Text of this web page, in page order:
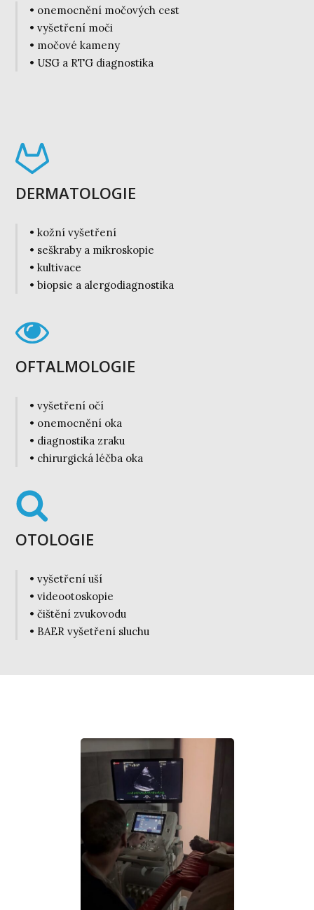
• onemocnění močových cest
• vyšetření moči
• močové kameny
• USG a RTG diagnostika
DERMATOLOGIE
• kožní vyšetření
• seškraby a mikroskopie
• kultivace
• biopsie a alergodiagnostika
OFTALMOLOGIE
• vyšetření očí
• onemocnění oka
• diagnostika zraku
• chirurgická léčba oka
OTOLOGIE
• vyšetření uší
• videootoskopie
• čištění zvukovodu
• BAER vyšetření sluchu